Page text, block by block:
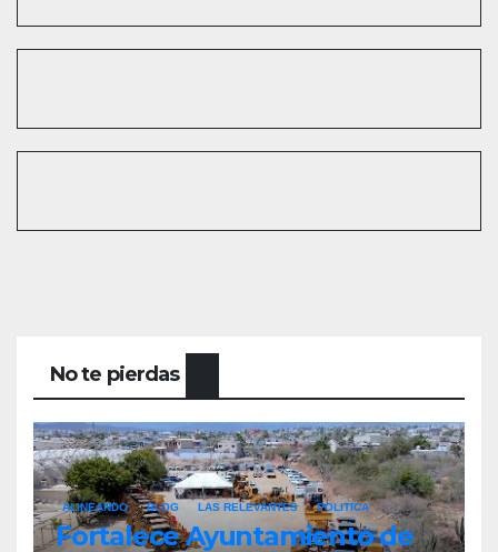
No te pierdas
ALINEANDO BLOG LAS RELEVANTES POLITICA
Fortalece Ayuntamiento de